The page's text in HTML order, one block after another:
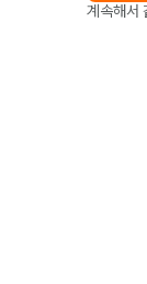
계속해서